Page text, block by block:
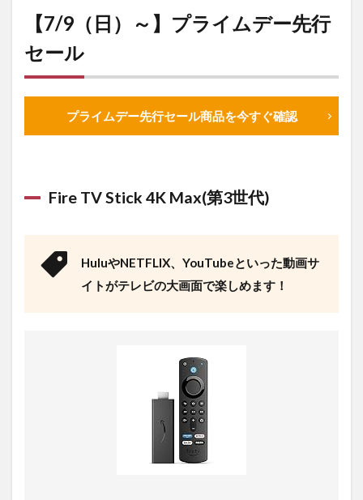
【7/9（日）～】プライムデー先行
セール
プライムデー先行セール商品を今すぐ確認
Fire TV Stick 4K Max(第3世代)
HuluやNETFLIX、YouTubeといった動画サ
イトがテレビの大画面で楽しめます！